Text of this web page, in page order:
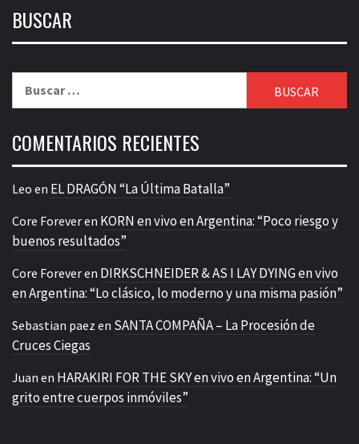
BUSCAR
COMENTARIOS RECIENTES
Leo en EL DRAGÓN “La Última Batalla”
Core Foreveren KORN en vivo en Argentina: “Poco riesgo y
buenos resultados”
Core Foreveren DIRKSCHNEIDER & AS I LAY DYING en vivo
en Argentina: “Lo clásico, lo moderno y una misma pasión”
Sebastian paez en SANTA COMPAÑA – La Procesión de
Cruces Ciegas
Juan en HARAKIRI FOR THE SKY en vivo en Argentina: “Un
grito entre cuerpos inmóviles”